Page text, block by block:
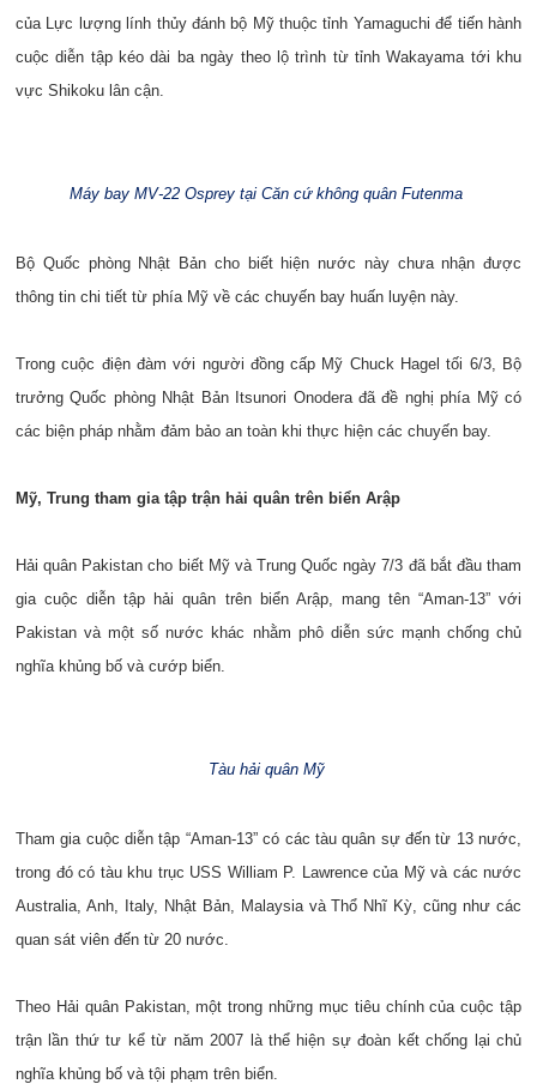
của Lực lượng lính thủy đánh bộ Mỹ thuộc tỉnh Yamaguchi để tiến hành
cuộc diễn tập kéo dài ba ngày theo lộ trình từ tỉnh Wakayama tới khu
vực Shikoku lân cận.
Máy bay MV-22 Osprey tại Căn cứ không quân Futenma
Bộ Quốc phòng Nhật Bản cho biết hiện nước này chưa nhận được
thông tin chi tiết từ phía Mỹ về các chuyến bay huấn luyện này.
Trong cuộc điện đàm với người đồng cấp Mỹ Chuck Hagel tối 6/3, Bộ
trưởng Quốc phòng Nhật Bản Itsunori Onodera đã đề nghị phía Mỹ có
các biện pháp nhằm đảm bảo an toàn khi thực hiện các chuyến bay.
Mỹ, Trung tham gia tập trận hải quân trên biển Arập
Hải quân Pakistan cho biết Mỹ và Trung Quốc ngày 7/3 đã bắt đầu tham
gia cuộc diễn tập hải quân trên biển Arập, mang tên “Aman-13” với
Pakistan và một số nước khác nhằm phô diễn sức mạnh chống chủ
nghĩa khủng bố và cướp biển.
Tàu hải quân Mỹ
Tham gia cuộc diễn tập “Aman-13” có các tàu quân sự đến từ 13 nước,
trong đó có tàu khu trục USS William P. Lawrence của Mỹ và các nước
Australia, Anh, Italy, Nhật Bản, Malaysia và Thổ Nhĩ Kỳ, cũng như các
quan sát viên đến từ 20 nước.
Theo Hải quân Pakistan, một trong những mục tiêu chính của cuộc tập
trận lần thứ tư kể từ năm 2007 là thể hiện sự đoàn kết chống lại chủ
nghĩa khủng bố và tội phạm trên biển.